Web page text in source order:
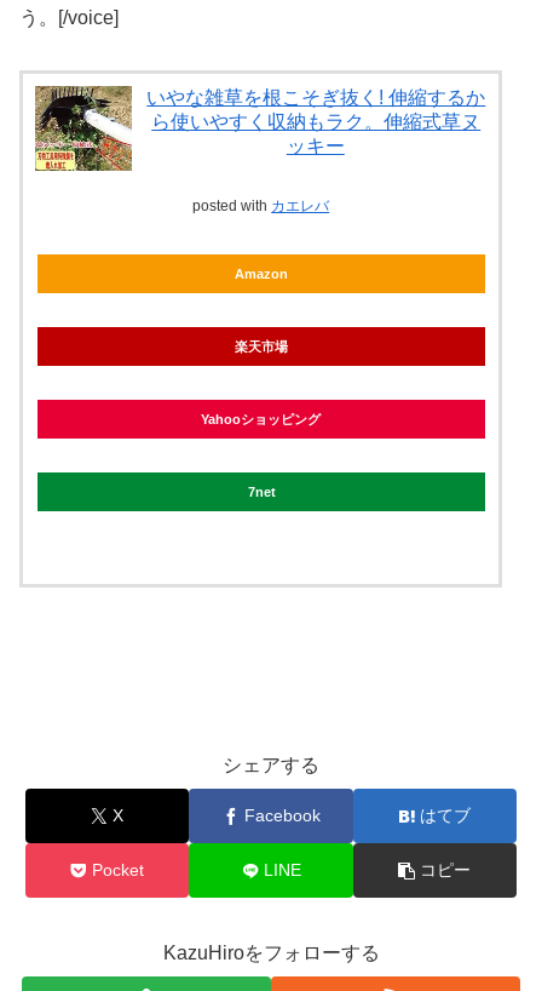
う。[/voice]
いやな雑草を根こそぎ抜く! 伸縮するか
ら使いやすく収納もラク。伸縮式草ヌ
ッキー
posted with カエレバ
Amazon
楽天市場
Yahooショッピング
7net
シェアする
X Facebook はてブ
Pocket LINE コピー
KazuHiroをフォローする